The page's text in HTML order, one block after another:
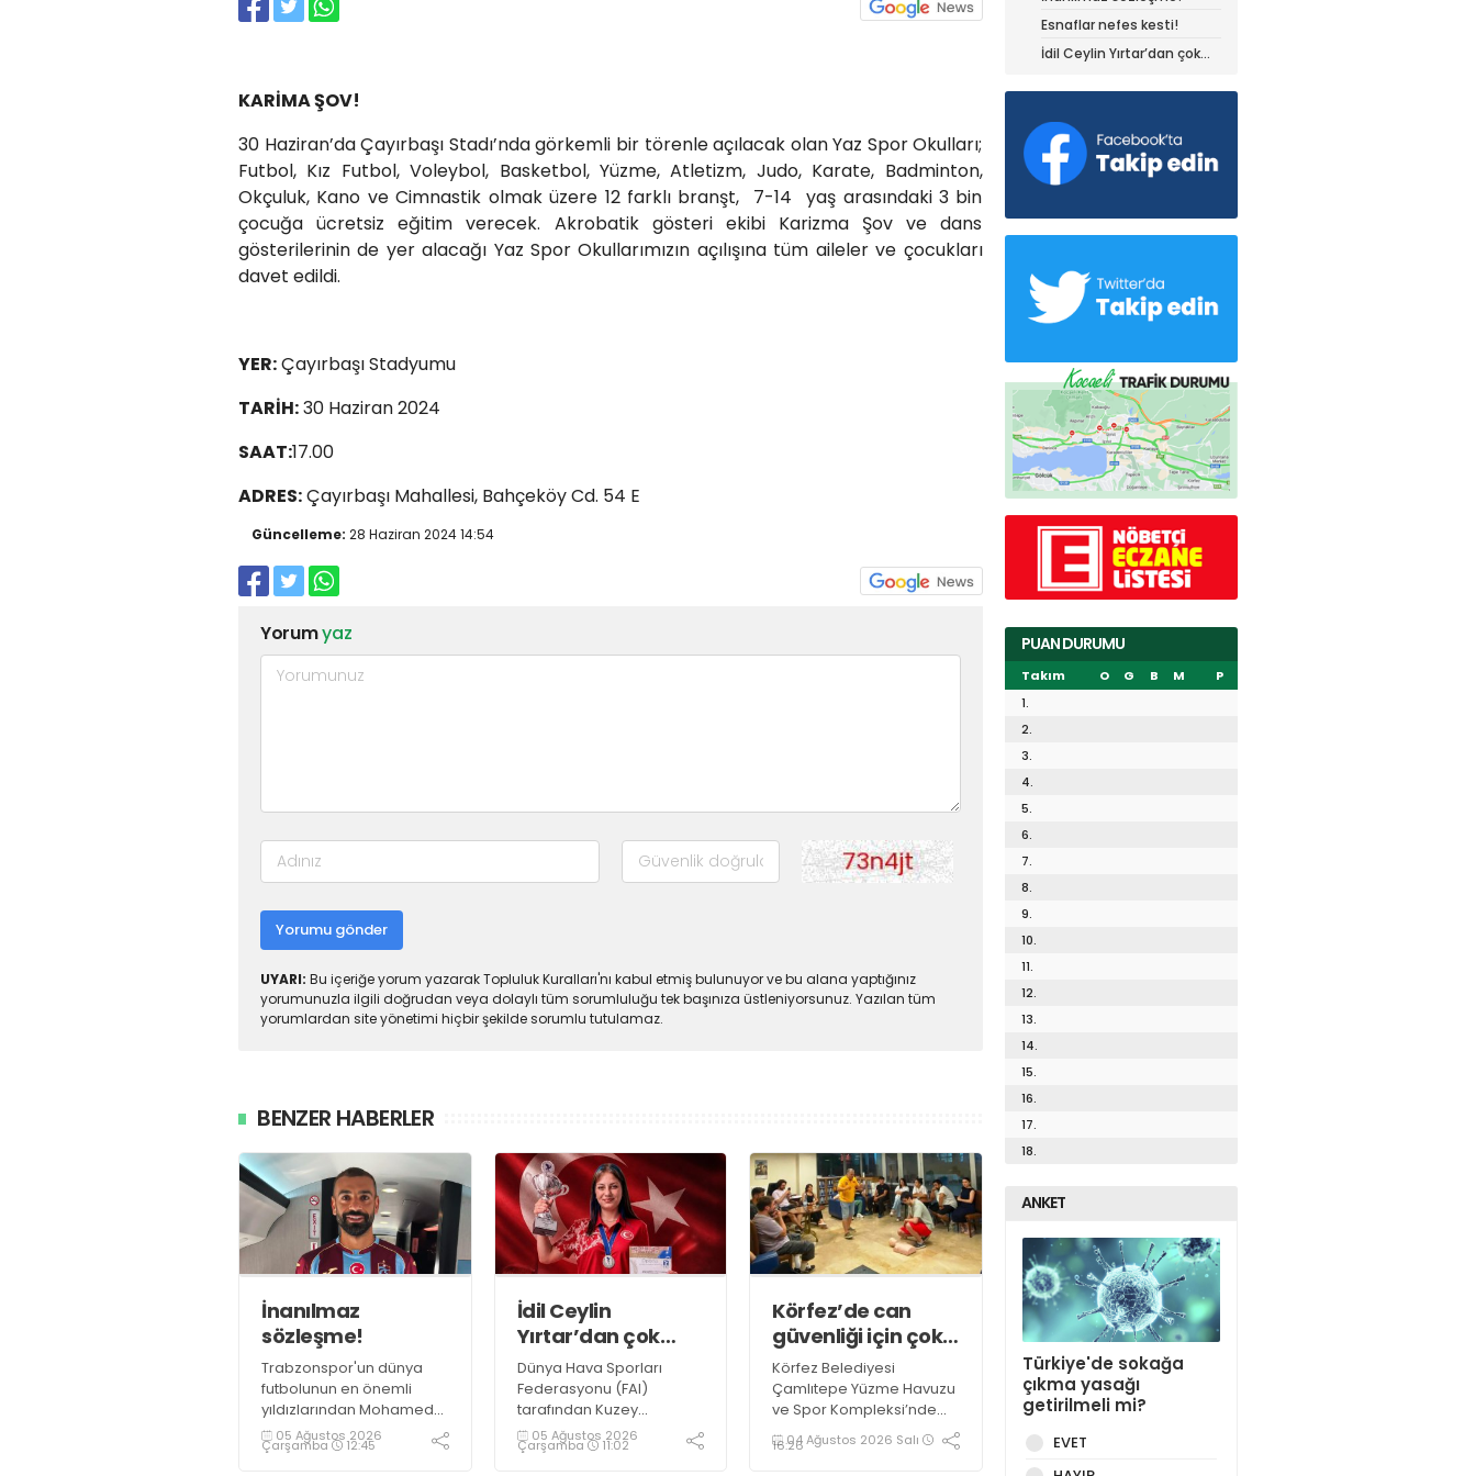
KARİMA ŞOV!
30 Haziran’da Çayırbaşı Stadı’nda görkemli bir törenle açılacak olan Yaz Spor Okulları;
Futbol, Kız Futbol, Voleybol, Basketbol, Yüzme, Atletizm, Judo, Karate, Badminton,
Okçuluk, Kano ve Cimnastik olmak üzere 12 farklı branşt, 7-14 yaş arasındaki 3 bin
çocuğa ücretsiz eğitim verecek. Akrobatik gösteri ekibi Karizma Şov ve dans
gösterilerinin de yer alacağı Yaz Spor Okullarımızın açılışına tüm aileler ve çocukları
davet edildi.
YER:Çayırbaşı Stadyumu
TARİH:30 Haziran 2024
SAAT:17.00
ADRES:Çayırbaşı Mahallesi, Bahçeköy Cd. 54 E
Güncelleme: 28 Haziran 2024 14:54
Yorumyaz
Yorumu gönder
UYARI: Bu içeriğe yorum yazarak Topluluk Kuralları'nı kabul etmiş bulunuyor ve bu alana yaptığınız
yorumunuzla ilgili doğrudan veya dolaylı tüm sorumluluğu tek başınıza üstleniyorsunuz. Yazılan tüm
yorumlardan site yönetimi hiçbir şekilde sorumlu tutulamaz.
BENZER HABERLER
İnanılmaz
sözleşme!
Trabzonspor'un dünya
futbolunun en önemli
yıldızlarından Mohamed
Salah ile anlaşmaya
vardı.
05 Ağustos 2026
Çarşamba 12:45
İdil Ceylin
Yırtar’dan çok
büyük başarı
Dünya Hava Sporları
Federasyonu (FAI)
tarafından Kuzey
Makedonya’nın Prilep
kentinde düzenlenen
05 Ağustos 2026
Çarşamba 11:02
Körfez’de can
güvenliği için çok
önemli eğitim
Körfez Belediyesi
Çamlıtepe Yüzme Havuzu
ve Spor Kompleksi’nde
görev yapan antrenörler,
"Bronz Cankurtaranlık
04 Ağustos 2026 Salı
16:26
Esnaflar nefes kesti!
İdil Ceylin Yırtar’dan çok
PUAN DURUMU
Takım O G B M
P
1.
2.
3.
4.
5.
6.
7.
8.
9.
10.
11.
12.
13.
14.
15.
16.
17.
18.
ANKET
Türkiye'de sokağa
çıkma yasağı
getirilmeli mi?
EVET